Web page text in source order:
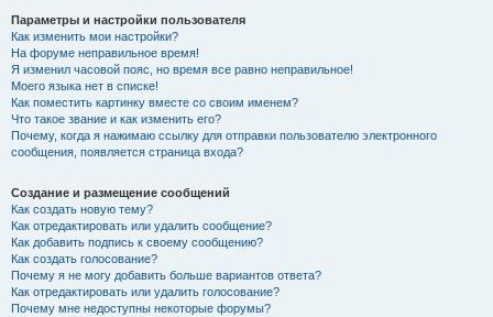
Параметры и настройки пользователя
Как изменить мои настройки?
На форуме неправильное время!
Я изменил часовой пояс, но время все равно неправильное!
Моего языка нет в списке!
Как поместить картинку вместе со своим именем?
Что такое звание и как изменить его?
Почему, когда я нажимаю ссылку для отправки пользователю электронного
сообщения, появляется страница входа?
Создание и размещение сообщений
Как создать новую тему?
Как отредактировать или удалить сообщение?
Как добавить подпись к своему сообщению?
Как создать голосование?
Почему я не могу добавить больше вариантов ответа?
Как отредактировать или удалить голосование?
Почему мне недоступны некоторые форумы?